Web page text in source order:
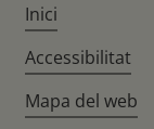
Inici
Accessibilitat
Mapa del web